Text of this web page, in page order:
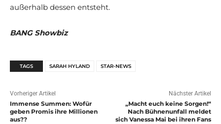
außerhalb dessen entsteht.
BANG Showbiz
TAGS SARAH HYLAND STAR-NEWS
Vorheriger Artikel
Immense Summen: Wofür
geben Promis ihre Millionen
aus??
Nächster Artikel
„Macht euch keine Sorgen!“
Nach Bühnenunfall meldet
sich Vanessa Mai bei ihren Fans